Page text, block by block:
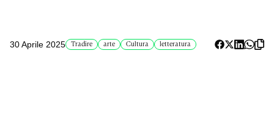
30 Aprile 2025 Tradire arte Cultura letteratura